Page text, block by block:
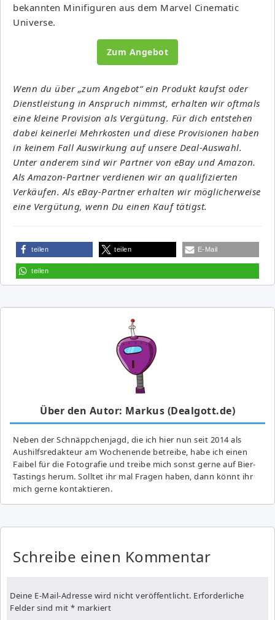
bekannten Minifiguren aus dem Marvel Cinematic
Universe.
Zum Angebot
Wenn du über „zum Angebot“ ein Produkt kaufst oder
Dienstleistung in Anspruch nimmst, erhalten wir oftmals
eine kleine Provision als Vergütung. Für dich entstehen
dabei keinerlei Mehrkosten und diese Provisionen haben
in keinem Fall Auswirkung auf unsere Deal-Auswahl.
Unter anderem sind wir Partner von eBay und Amazon.
Als Amazon-Partner verdienen wir an qualifizierten
Verkäufen. Als eBay-Partner erhalten wir möglicherweise
eine Vergütung, wenn Du einen Kauf tätigst.
teilen teilen E-Mail
teilen
Über den Autor: Markus (Dealgott.de)
Neben der Schnäppchenjagd, die ich hier nun seit 2014 als
Aushilfsredakteur am Wochenende betreibe, habe ich einen
Faibel für die Fotografie und treibe mich sonst gerne auf Bier-
Tastings herum. Solltet ihr mal Fragen haben, dann könnt ihr
mich gerne kontaktieren.
Schreibe einen Kommentar
Deine E-Mail-Adresse wird nicht veröffentlicht. Erforderliche
Felder sind mit * markiert